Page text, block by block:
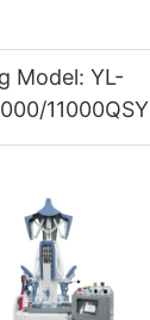
Model: YL-
11000QSY